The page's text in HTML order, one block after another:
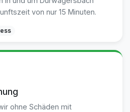
von nur 15 Minuten.
ohne Schäden mit